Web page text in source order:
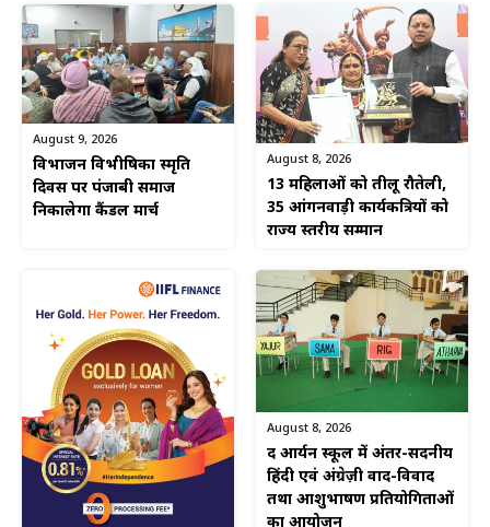
August 9, 2026
विभाजन विभीषिका स्मृति
दिवस पर पंजाबी समाज
निकालेगा कैंडल मार्च
August 8, 2026
13 महिलाओं को तीलू रौतेली,
35 आंगनवाड़ी कार्यकत्रियों को
राज्य स्तरीय सम्मान
August 8, 2026
द आर्यन स्कूल में अंतर-सदनीय
हिंदी एवं अंग्रेज़ी वाद-विवाद
तथा आशुभाषण प्रतियोगिताओं